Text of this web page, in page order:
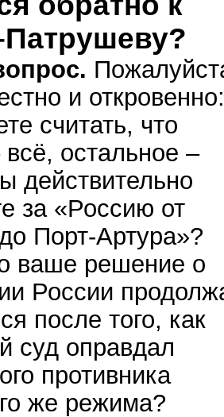
и
считать, что
остальное –
действительно
за «Россию от
Порт-Артура»?
ваше решение о
России
после того, как
суд оправдал
противника
же режима?